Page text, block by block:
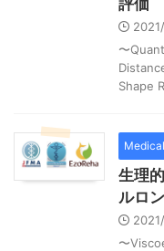
評価
〜
Shape
Medical
生理
ルロ
〜